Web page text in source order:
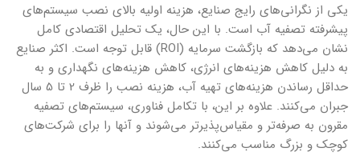
یکی از نگرانی‌های رایج صنایع، هزینه اولیه بالای نصب سیستم‌های
پیشرفته تصفیه آب است. با این حال، یک تحلیل اقتصادی کامل
نشان می‌دهد که بازگشت سرمایه (ROI) قابل توجه است. اکثر صنایع
به دلیل کاهش هزینه‌های انرژی، کاهش هزینه‌های نگهداری و به
حداقل رساندن هزینه‌های تهیه آب، هزینه نصب را ظرف 2 تا 5 سال
جبران می‌کنند. علاوه بر این، با تکامل فناوری، سیستم‌های تصفیه
مقرون به صرفه‌تر و مقیاس‌پذیرتر می‌شوند و آنها را برای شرکت‌های
کوچک و بزرگ مناسب می‌کنند.